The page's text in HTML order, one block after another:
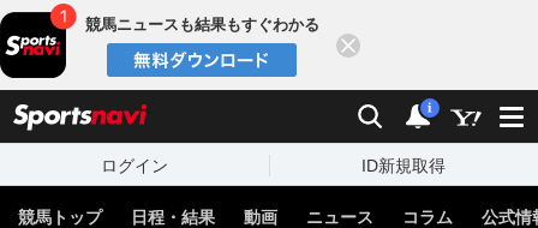
競馬ニュースも結果もすぐわかる
検索 通知
i
ログイン ID新規取得
競馬トップ 日程・結果 動画 ニュース コラム 公式情